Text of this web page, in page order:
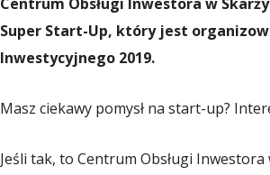
Super Start-Up, który jest
Inwestycyjnego 2019.
Masz ciekawy pomysł na start-up?
Jeśli tak, to Centrum Obsługi